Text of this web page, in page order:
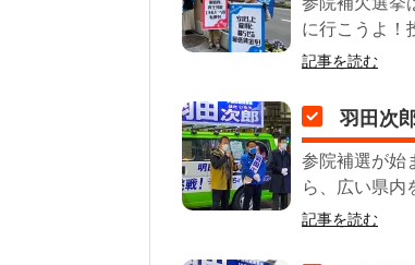
に行こうよ！
記事を読む
羽田次
参院補選が始
ら、広い県内
記事を読む